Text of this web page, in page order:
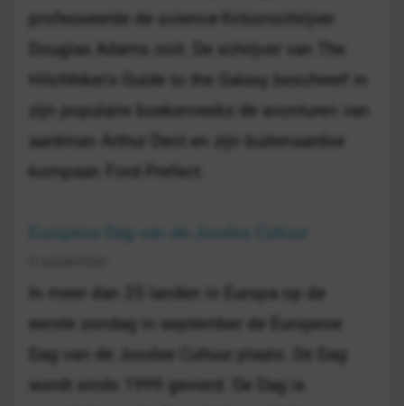
professeerde de science-fictionschrijver
Douglas Adams ooit. De schrijver van The
Hitchhiker's Guide to the Galaxy beschreef in
zijn populaire boekenreeks de avonturen van
aardman Arthur Dent en zijn buitenaardse
kompaan Ford Prefect.
Europese Dag van de Joodse Cultuur
In meer dan 25 landen in Europa op de
eerste zondag in september de Europese
Dag van de Joodse Cultuur plaats. De Dag
wordt sinds 1999 gevierd. De Dag is